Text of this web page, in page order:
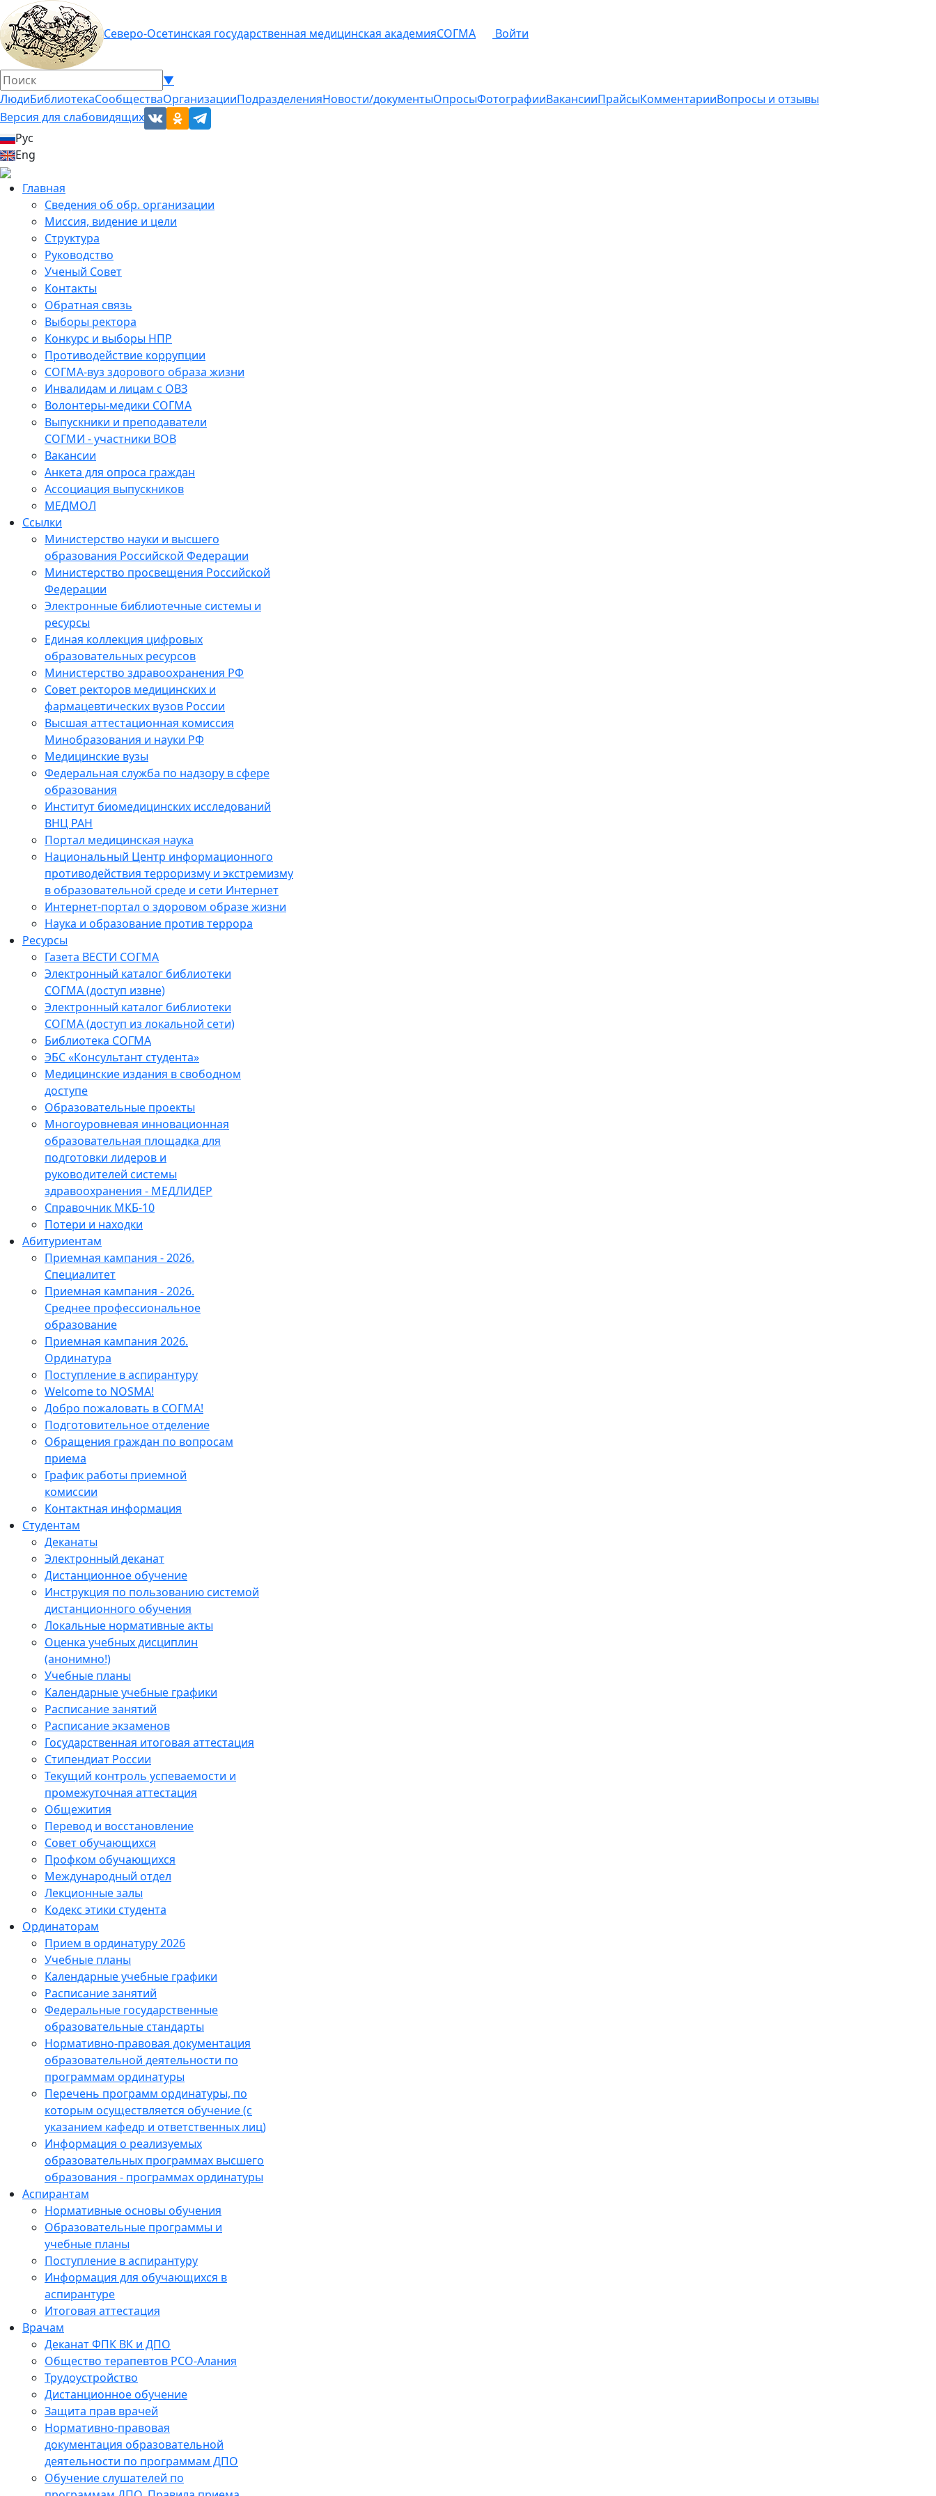
Северо-Осетинская государственная медицинская академияСОГМА Войти
▼
ЛюдиБиблиотекаСообществаОрганизацииПодразделенияНовости/документыОпросыФотографииВакансииПрайсыКомментарииВопросы и отзывы
Версия для слабовидящих
Рус
Eng
Главная
Сведения об обр. организации
Миссия, видение и цели
Структура
Руководство
Ученый Совет
Контакты
Обратная связь
Выборы ректора
Конкурс и выборы НПР
Противодействие коррупции
СОГМА-вуз здорового образа жизни
Инвалидам и лицам с ОВЗ
Волонтеры-медики СОГМА
Выпускники и преподаватели
СОГМИ - участники ВОВ
Вакансии
Анкета для опроса граждан
Ассоциация выпускников
МЕДМОЛ
Ссылки
Министерство науки и высшего
образования Российской Федерации
Министерство просвещения Российской
Федерации
Электронные библиотечные системы и
ресурсы
Единая коллекция цифровых
образовательных ресурсов
Министерство здравоохранения РФ
Совет ректоров медицинских и
фармацевтических вузов России
Высшая аттестационная комиссия
Минобразования и науки РФ
Медицинские вузы
Федеральная служба по надзору в сфере
образования
Институт биомедицинских исследований
ВНЦ РАН
Портал медицинская наука
Национальный Центр информационного
противодействия терроризму и экстремизму
в образовательной среде и сети Интернет
Интернет-портал о здоровом образе жизни
Наука и образование против террора
Ресурсы
Газета ВЕСТИ СОГМА
Электронный каталог библиотеки
СОГМА (доступ извне)
Электронный каталог библиотеки
СОГМА (доступ из локальной сети)
Библиотека СОГМА
ЭБС «Консультант студента»
Медицинские издания в свободном
доступе
Образовательные проекты
Многоуровневая инновационная
образовательная площадка для
подготовки лидеров и
руководителей системы
здравоохранения - МЕДЛИДЕР
Справочник МКБ-10
Потери и находки
Абитуриентам
Приемная кампания - 2026.
Специалитет
Приемная кампания - 2026.
Среднее профессиональное
образование
Приемная кампания 2026.
Ординатура
Поступление в аспирантуру
Welcome to NOSMA!
Добро пожаловать в СОГМА!
Подготовительное отделение
Обращения граждан по вопросам
приема
График работы приемной
комиссии
Контактная информация
Студентам
Деканаты
Электронный деканат
Дистанционное обучение
Инструкция по пользованию системой
дистанционного обучения
Локальные нормативные акты
Оценка учебных дисциплин
(анонимно!)
Учебные планы
Календарные учебные графики
Расписание занятий
Расписание экзаменов
Государственная итоговая аттестация
Стипендиат России
Текущий контроль успеваемости и
промежуточная аттестация
Общежития
Перевод и восстановление
Совет обучающихся
Профком обучающихся
Международный отдел
Лекционные залы
Кодекс этики студента
Ординаторам
Прием в ординатуру 2026
Учебные планы
Календарные учебные графики
Расписание занятий
Федеральные государственные
образовательные стандарты
Нормативно-правовая документация
образовательной деятельности по
программам ординатуры
Перечень программ ординатуры, по
которым осуществляется обучение (с
указанием кафедр и ответственных лиц)
Информация о реализуемых
образовательных программах высшего
образования - программах ординатуры
Аспирантам
Нормативные основы обучения
Образовательные программы и
учебные планы
Поступление в аспирантуру
Информация для обучающихся в
аспирантуре
Итоговая аттестация
Врачам
Деканат ФПК ВК и ДПО
Общество терапевтов РСО-Алания
Трудоустройство
Дистанционное обучение
Защита прав врачей
Нормативно-правовая
документация образовательной
деятельности по программам ДПО
Обучение слушателей по